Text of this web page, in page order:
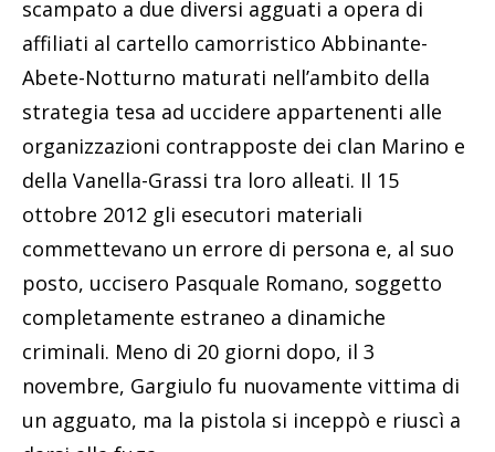
scampato a due diversi agguati a opera di
affiliati al cartello camorristico Abbinante-
Abete-Notturno maturati nell’ambito della
strategia tesa ad uccidere appartenenti alle
organizzazioni contrapposte dei clan Marino e
della Vanella-Grassi tra loro alleati. Il 15
ottobre 2012 gli esecutori materiali
commettevano un errore di persona e, al suo
posto, uccisero Pasquale Romano, soggetto
completamente estraneo a dinamiche
criminali. Meno di 20 giorni dopo, il 3
novembre, Gargiulo fu nuovamente vittima di
un agguato, ma la pistola si inceppò e riuscì a